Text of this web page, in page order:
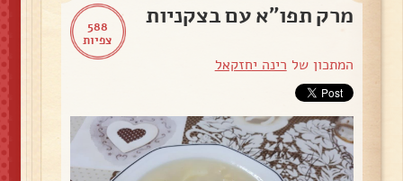
588
צפיות
מרק תפו"א עם בצקניות
המתכון של רינה יחזקאל